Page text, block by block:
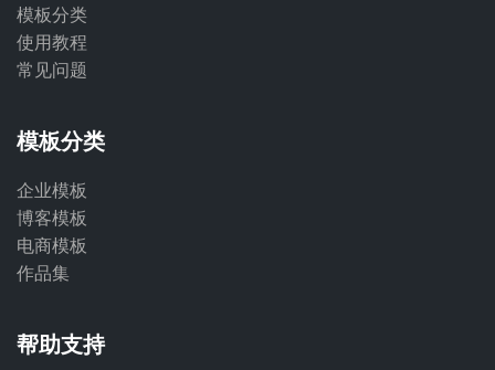
模板分类
使用教程
常见问题
模板分类
企业模板
博客模板
电商模板
作品集
帮助支持